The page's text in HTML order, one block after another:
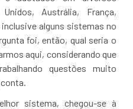
Austrália, França,
alguns sistemas no
foi, então, qual seria o
aqui, considerando que
questões muito
sistema, chegou-se à